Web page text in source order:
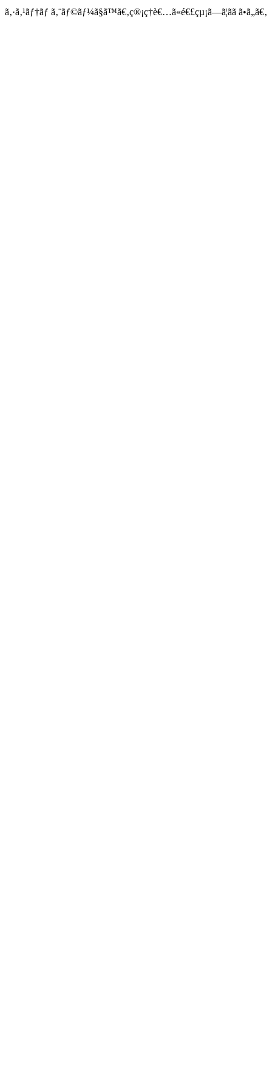
ã‚·ã‚¹ãƒ†ãƒ ã‚¨ãƒ©ãƒ¼ã§ã™ã€‚ç®¡ç†è€…ã«é€£çµ¡ã—ã¦ãã ã•ã„ã€‚